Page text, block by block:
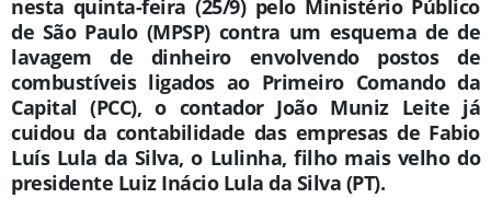
nesta quinta-feira (25/9) pelo Ministério Público
de São Paulo (MPSP) contra um esquema de de
lavagem de dinheiro envolvendo postos de
combustíveis ligados ao Primeiro Comando da
Capital (PCC), o contador João Muniz Leite já
cuidou da contabilidade das empresas de Fabio
Luís Lula da Silva, o Lulinha, filho mais velho do
presidente Luiz Inácio Lula da Silva (PT).